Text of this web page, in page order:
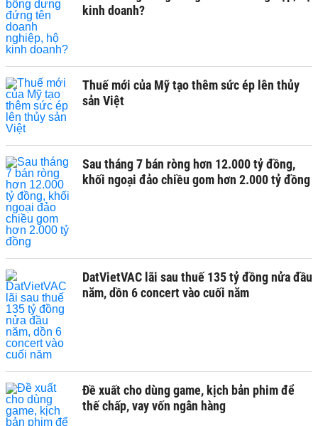
kinh doanh?
Thuế mới của Mỹ tạo thêm sức ép lên thủy
sản Việt
Sau tháng 7 bán ròng hơn 12.000 tỷ đồng,
khối ngoại đảo chiều gom hơn 2.000 tỷ đồng
DatVietVAC lãi sau thuế 135 tỷ đồng nửa đầu
năm, dồn 6 concert vào cuối năm
Đề xuất cho dùng game, kịch bản phim để
thế chấp, vay vốn ngân hàng